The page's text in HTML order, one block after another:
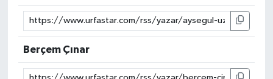
Berçem Çınar